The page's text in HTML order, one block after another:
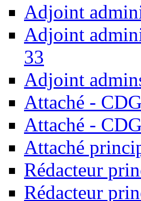
Adjoint
Adjoint
33
Adjoint
Attaché -
Attaché -
Attaché
Rédacteur
Rédacteur